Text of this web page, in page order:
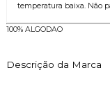
temperatura baixa. Não
100% ALGODAO
Descrição da Marca